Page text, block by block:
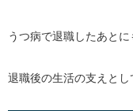
うつ病で退職したあと
退職後の生活の支えとし